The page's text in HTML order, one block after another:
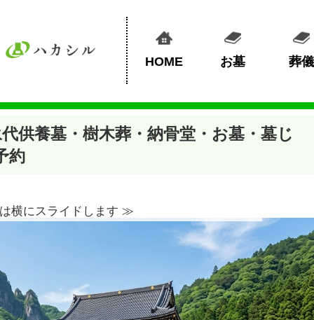
HOME お墓 葬儀
供養墓・樹木葬・納骨堂・お墓・墓じ
約
横にスライドします ≫︎